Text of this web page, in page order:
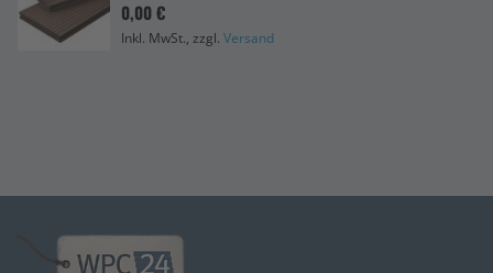
0,00 €
Inkl. MwSt., zzgl. Versand